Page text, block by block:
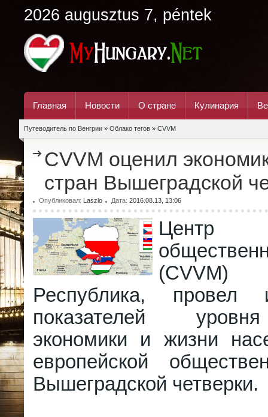
2026 augusztus 7, péntek
Главная Новости О стране Кулинария
Путеводитель по Венгрии » Облако тегов » CVVM
CVVM оценил
стран Вышеградской
Опубликовал: Laszlo Дата: 2016.08.13, 13:06
Центр
Республика, провел
показателей
экономики и жизни
европейской
Вышеградской четверки.